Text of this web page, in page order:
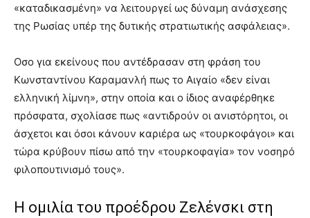
«καταδικασμένη» να λειτουργεί ως δύναμη ανάσχεσης
της Ρωσίας υπέρ της δυτικής στρατιωτικής ασφάλειας».
Οσο για εκείνους που αντέδρασαν στη φράση του
Κωνσταντίνου Καραμανλή πως το Αιγαίο «δεν είναι
ελληνική λίμνη», στην οποία και ο ίδιος αναφέρθηκε
πρόσφατα, σχολίασε πως «αντιδρούν οι ανιστόρητοι, οι
άσχετοι και όσοι κάνουν καριέρα ως «τουρκοφάγοι» και
τώρα κρύβουν πίσω από την «τουρκοφαγία» τον νοσηρό
φιλοπουτινισμό τους».
Η ομιλία του προέδρου Ζελένσκι στη